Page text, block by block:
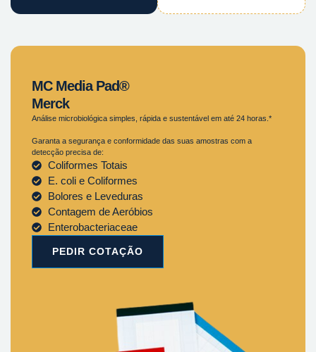
MC Media Pad®
Merck
Análise microbiológica simples, rápida e sustentável em até 24 horas.*
Garanta a segurança e conformidade das suas amostras com a
detecção precisa de:
Coliformes Totais
E. coli e Coliformes
Bolores e Leveduras
Contagem de Aeróbios
Enterobacteriaceae
PEDIR COTAÇÃO